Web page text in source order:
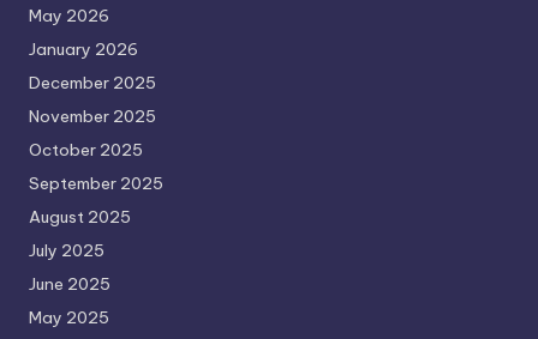
May 2026
January 2026
December 2025
November 2025
October 2025
September 2025
August 2025
July 2025
June 2025
May 2025